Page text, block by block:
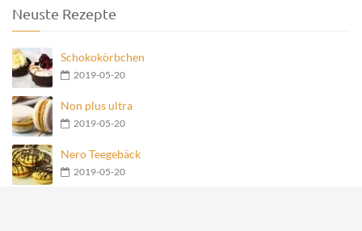
Neuste Rezepte
Schokokörbchen
2019-05-20
Non plus ultra
2019-05-20
Nero Teegebäck
2019-05-20